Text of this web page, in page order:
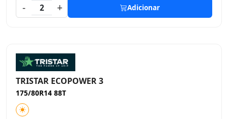
-
2 + Adicionar
TRISTAR ECOPOWER 3
175/80R14 88T